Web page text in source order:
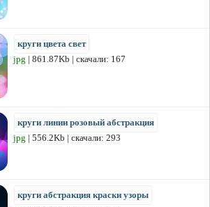
круги цвета свет
jpg | 861.87Kb | скачали: 167
круги линии розовый абстракция
jpg | 556.2Kb | скачали: 293
круги абстракция краски узоры